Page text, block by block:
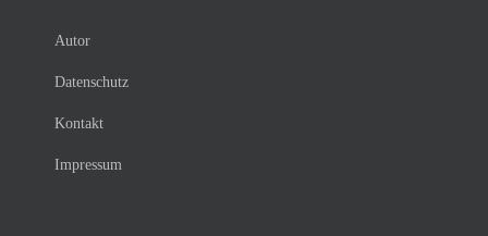
Autor
Datenschutz
Kontakt
Impressum